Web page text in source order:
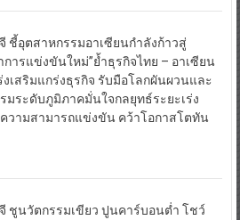
ชี้อุตสาหกรรมอาเซียนกำลังก้าวสู่
การแข่งขันใหม่”ย้ำธุรกิจไทย – อาเซียน
งเสริมแกร่งธุรกิจ รับมือโลกผันผวนและ
มระดับภูมิภาคมั่นใจกลยุทธ์ระยะเร่ง
วามสามารถแข่งขัน คว้าโอกาสโตทัน
ชูนวัตกรรมเขียว ปูนคาร์บอนต่ำ โชว์